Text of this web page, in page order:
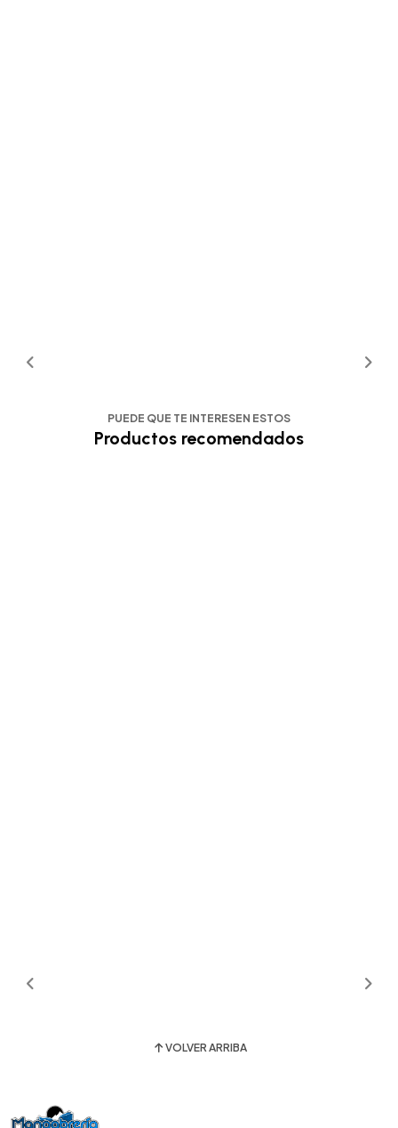
PUEDE QUE TE INTERESEN ESTOS
Productos recomendados
VOLVER ARRIBA